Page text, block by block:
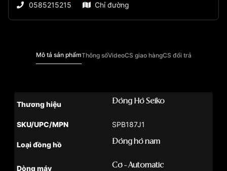
0585215215
Chỉ đường
Mô tả sản phẩmThông sốVideoCS giao hàngCS đổi trả
Thương hiệu Đồng Hồ Seiko
SKU/UPC/MPN SPB187J1
Loại đồng hồ Đồng hồ nam
Dòng máy Cơ - Automatic